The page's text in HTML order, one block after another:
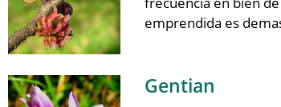
emprendida es
Gentian